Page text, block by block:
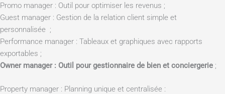
Promo manager : Outil pour optimiser les revenus ;
Guest manager : Gestion de la relation client simple et
personnalisée ;
Performance manager : Tableaux et graphiques avec rapports
exportables ;
Owner manager : Outil pour gestionnaire de bien et conciergerie ;
Property manager : Planning unique et centralisée :